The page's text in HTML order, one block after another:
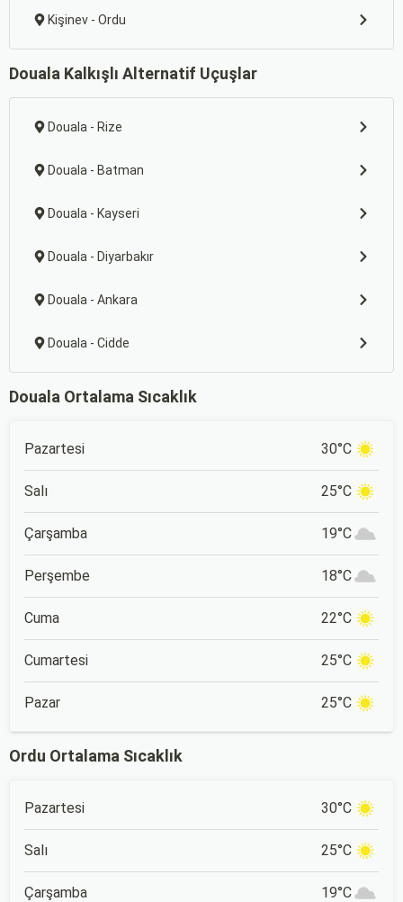
Kişinev - Ordu
Douala Kalkışlı Alternatif Uçuşlar
Douala - Rize
Douala - Batman
Douala - Kayseri
Douala - Diyarbakır
Douala - Ankara
Douala - Cidde
Douala Ortalama Sıcaklık
Pazartesi 30°C
Salı 25°C
Çarşamba 19°C
Perşembe 18°C
Cuma 22°C
Cumartesi 25°C
Pazar 25°C
Ordu Ortalama Sıcaklık
Pazartesi 30°C
Salı 25°C
Çarşamba 19°C